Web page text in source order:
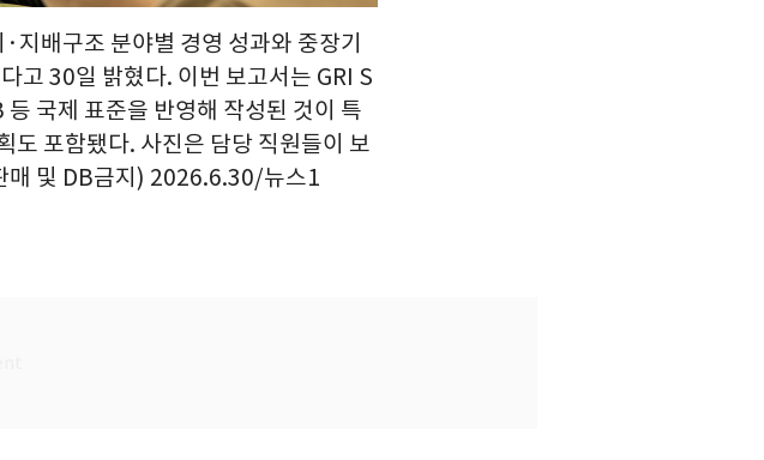
배구조 분야별 경영 성과와 중장기
고 30일 밝혔다. 이번 보고서는 GRI S
국제 표준을 반영해 작성된 것이 특
도 포함됐다. 사진은 담당 직원들이 보
매 및 DB금지) 2026.6.30/뉴스1